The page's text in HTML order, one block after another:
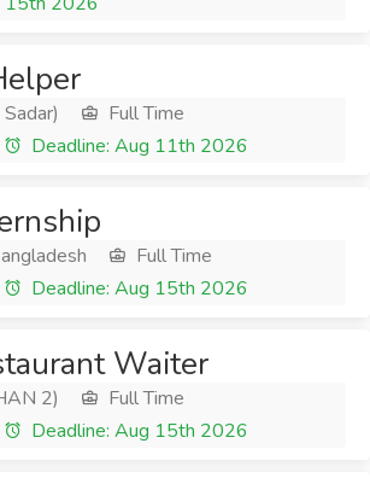
Full Time
Deadline: Aug 11th 2026
Full Time
Deadline: Aug 15th 2026
Waiter
2)
Full Time
Deadline: Aug 15th 2026